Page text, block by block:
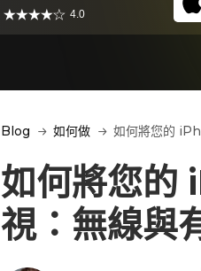
4.0
Blog 如何做 如何將您的
如何將您
視：無線與